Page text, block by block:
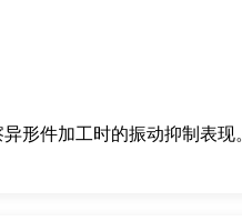
形件加工时的振动抑制表现。